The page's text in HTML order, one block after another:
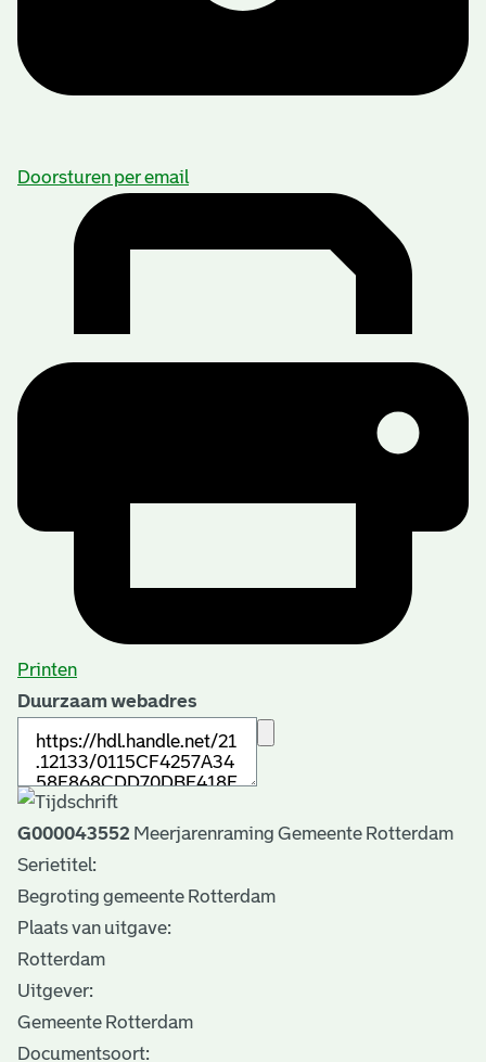
Doorsturen per email
Printen
Duurzaam webadres
G000043552 Meerjarenraming Gemeente Rotterdam
Serietitel:
Begroting gemeente Rotterdam
Plaats van uitgave:
Rotterdam
Uitgever:
Gemeente Rotterdam
Documentsoort: